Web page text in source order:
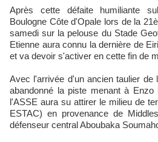
Après cette défaite humiliante subie par l'USBCO - US
Boulogne Côte d'Opale lors de la
samedi sur la pelouse du Stade
Etienne aura connu la dernière de
et va devoir s'activer en cette fin de
Avec l'arrivée d'un ancien taulier de
abandonné la piste menant à Enzo
l'ASSE aura su attirer le milieu de
ESTAC) en provenance de
défenseur central Aboubaka